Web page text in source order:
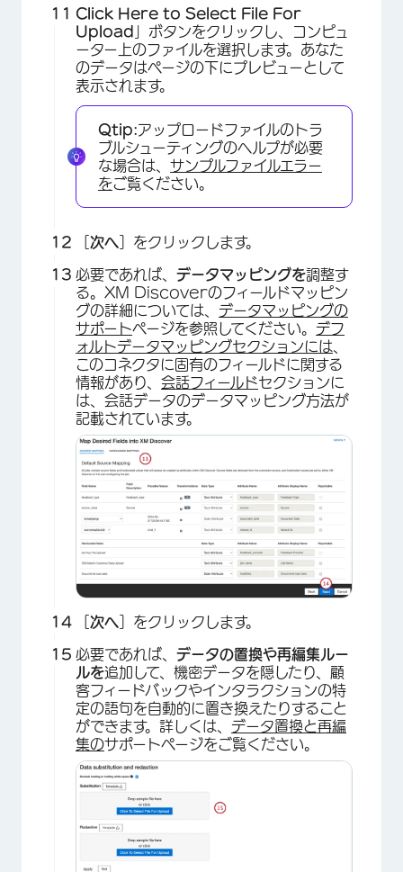
Click Here to Select File For
Upload
」ボタンをクリックし、コンピュ
ーター上のファイルを選択します。あなた
のデータはページの下にプレビューとして
表示されます。
Qtip:アップロードファイルのトラ
ブルシューティングのヘルプが必要
な場合は、 サンプルファイルエラー
をご覧ください。
次へ ］をクリックします。
必要であれば、 データマッピングを調整す
る。XM Discoverのフィールドマッピン
グの詳細については、 データマッピングの
サポートページを参照してください。 デフ
ォルトデータマッピングセクションには、
このコネクタに固有のフィールドに関する
情報があり、 会話フィールドセクションに
は、会話データのデータマッピング方法が
記載されています。
次へ ］をクリックします。
必要であれば、 データの置換や再編集ルー
ルを追加して、機密データを隠したり、顧
客フィードバックやインタラクションの特
定の語句を自動的に置き換えたりすること
ができます。詳しくは、 データ置換と再編
集のサポートページをご覧ください。